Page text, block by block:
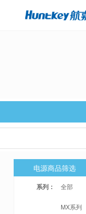
电源商品筛选
系列： 全部
MX系列